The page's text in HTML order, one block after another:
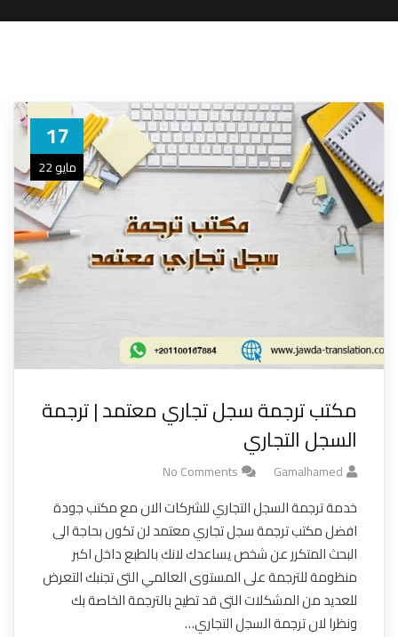
17
مايو 22
مكتب ترجمة سجل تجاري معتمد | ترجمة
السجل التجاري
Gamalhamed
No Comments
خدمة ترجمة السجل التجاري للشركات الان مع مكتب جودة
افضل مكتب ترجمة سجل تجاري معتمد لن تكون بحاجة الى
البحث المتكرر عن شخص يساعدك لانك بالطبع داخل اكبر
منظومة للترجمة على المستوى العالمي التى تجنبك التعرض
للعديد من المشكلات التى قد تطيح بالترجمة الخاصة بك
ونظرا لان ترجمة السجل التجاري…